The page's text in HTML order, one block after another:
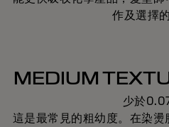
作及選擇
MEDIUM
少於
這是最常見的粗幼度。在染